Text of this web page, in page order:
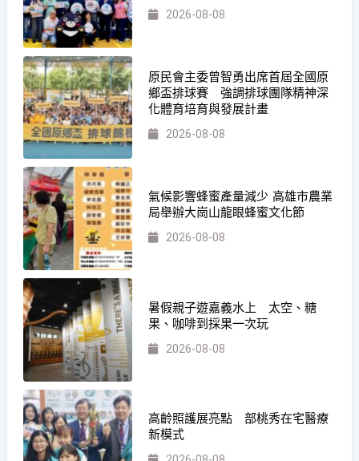
2026-08-08
原民會主委曾智勇出席首屆全國原
鄉盃排球賽 強調排球團隊精神深
化體育培育與發展計畫
2026-08-08
氣候影響蜂蜜產量減少 高雄市農業
局舉辦大崗山龍眼蜂蜜文化節
2026-08-08
暑假親子遊嘉義水上 太空、糖
果、咖啡到採果一次玩
2026-08-08
高齡照護展亮點 部桃秀在宅醫療
新模式